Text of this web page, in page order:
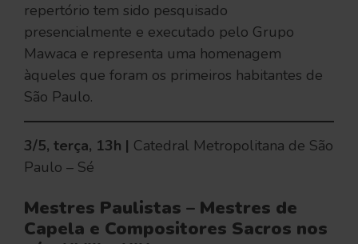
repertório tem sido pesquisado
presencialmente e executado pelo Grupo
Mawaca e representa uma homenagem
àqueles que foram os primeiros habitantes de
São Paulo.
3/5, terça, 13h | Catedral Metropolitana de São
Paulo – Sé
Mestres Paulistas – Mestres de
Capela e Compositores Sacros nos